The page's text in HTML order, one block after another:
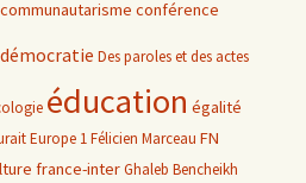
communautarisme conférence
démocratie Des paroles et des actes
éducation égalité
Europe 1Félicien Marceau FN
france-interGhaleb Bencheikh